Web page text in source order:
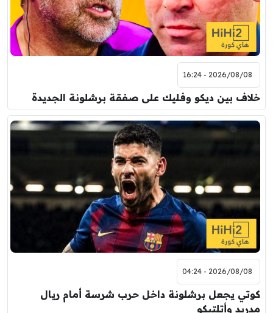
2026/08/08 - 16:24
خلاف بين ديكو وفليك على صفقة برشلونة الجديدة
2026/08/08 - 04:24
كوتي يجعل برشلونة داخل حرب شرسة أمام ريال
مدريد وأتلتيكو